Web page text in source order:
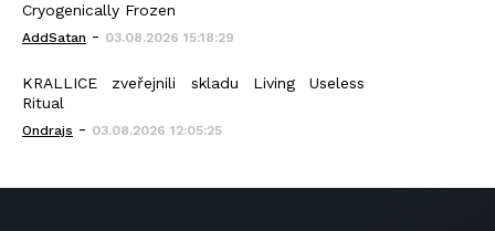
Cryogenically Frozen
AddSatan - 03.08.2026 15:18:29
KRALLICE zveřejnili skladu Living Useless
Ritual
Ondrajs - 03.08.2026 12:05:25